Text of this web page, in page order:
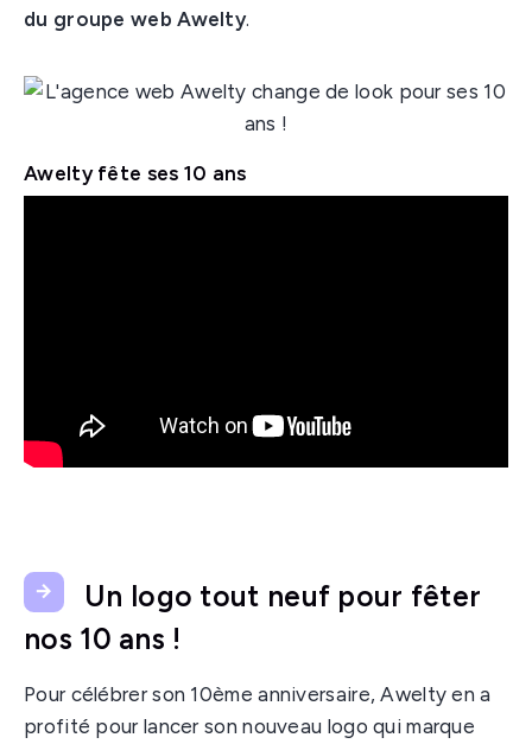
du groupe web Awelty.
Awelty fête ses 10 ans
Un logo tout neuf pour fêter
nos 10 ans !
Pour célébrer son 10ème anniversaire, Awelty en a
profité pour lancer son nouveau logo qui marque